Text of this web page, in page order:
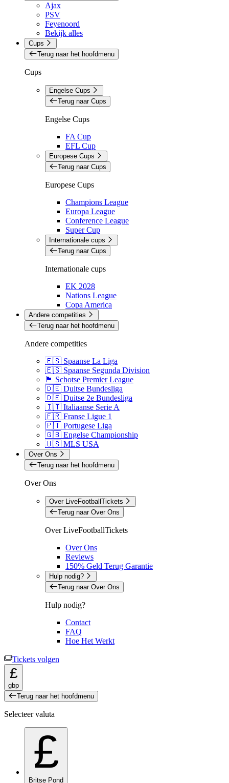
Ajax
PSV
Feyenoord
Bekijk alles
Cups
Terug naar het hoofdmenu
Cups
Engelse Cups
Terug naar Cups
Engelse Cups
FA Cup
EFL Cup
Europese Cups
Terug naar Cups
Europese Cups
Champions League
Europa League
Conference League
Super Cup
Internationale cups
Terug naar Cups
Internationale cups
EK 2028
Nations League
Copa America
Andere competities
Terug naar het hoofdmenu
Andere competities
🇪🇸 Spaanse La Liga
🇪🇸 Spaanse Segunda Division
🏴󠁧󠁢󠁳󠁣󠁴󠁿 Schotse Premier League
🇩🇪 Duitse Bundesliga
🇩🇪 Duitse 2e Bundesliga
🇮🇹 Italiaanse Serie A
🇫🇷 Franse Ligue 1
🇵🇹 Portugese Liga
🇬🇧 Engelse Championship
🇺🇸 MLS USA
Over Ons
Terug naar het hoofdmenu
Over Ons
Over LiveFootballTickets
Terug naar Over Ons
Over LiveFootballTickets
Over Ons
Reviews
150% Geld Terug Garantie
Hulp nodig?
Terug naar Over Ons
Hulp nodig?
Contact
FAQ
Hoe Het Werkt
Tickets volgen
£
gbp
Terug naar het hoofdmenu
Selecteer valuta
£
Britse Pond